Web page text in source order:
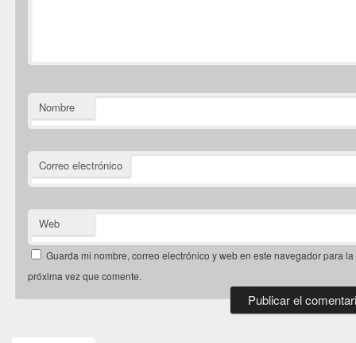
Nombre
Correo electrónico
Web
Guarda mi nombre, correo electrónico y web en este navegador para la
próxima vez que comente.